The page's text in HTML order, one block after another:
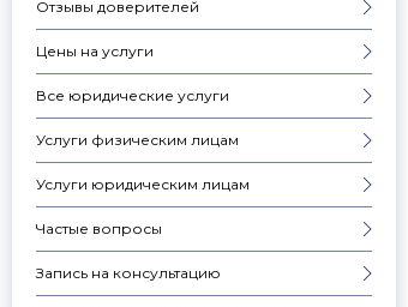
Отзывы доверителей
Цены на услуги
Все юридические услуги
Услуги физическим лицам
Услуги юридическим лицам
Частые вопросы
Запись на консультацию